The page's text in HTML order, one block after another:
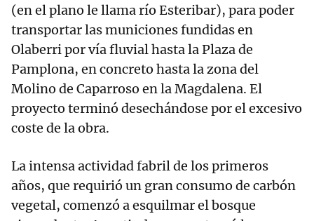
(en el plano le llama río Esteribar), para poder
transportar las municiones fundidas en
Olaberri por vía fluvial hasta la Plaza de
Pamplona, en concreto hasta la zona del
Molino de Caparroso en la Magdalena. El
proyecto terminó desechándose por el excesivo
coste de la obra.
La intensa actividad fabril de los primeros
años, que requirió un gran consumo de carbón
vegetal, comenzó a esquilmar el bosque